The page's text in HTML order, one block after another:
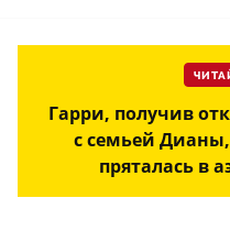
Гарри, получив
с семьей
пряталась в